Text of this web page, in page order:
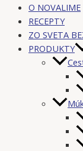
O NOVALIME
RECEPTY
ZO SVETA
PRODUKTY